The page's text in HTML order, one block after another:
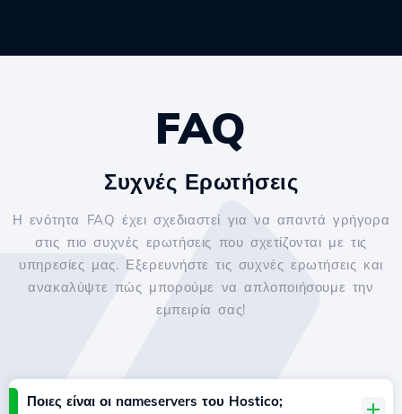
FAQ
Συχνές Ερωτήσεις
Η ενότητα FAQ έχει σχεδιαστεί για να απαντά γρήγορα
στις πιο συχνές ερωτήσεις που σχετίζονται με τις
υπηρεσίες μας. Εξερευνήστε τις συχνές ερωτήσεις και
ανακαλύψτε πώς μπορούμε να απλοποιήσουμε την
εμπειρία σας!
Ποιες είναι οι nameservers του Hostico;